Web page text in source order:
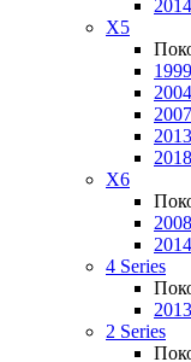
X5
X6
4 Series
2013
2 Series